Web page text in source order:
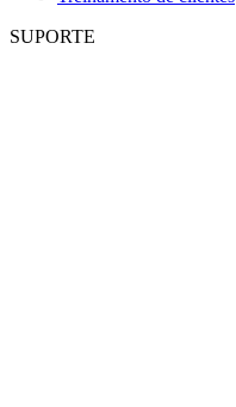
SUPORTE